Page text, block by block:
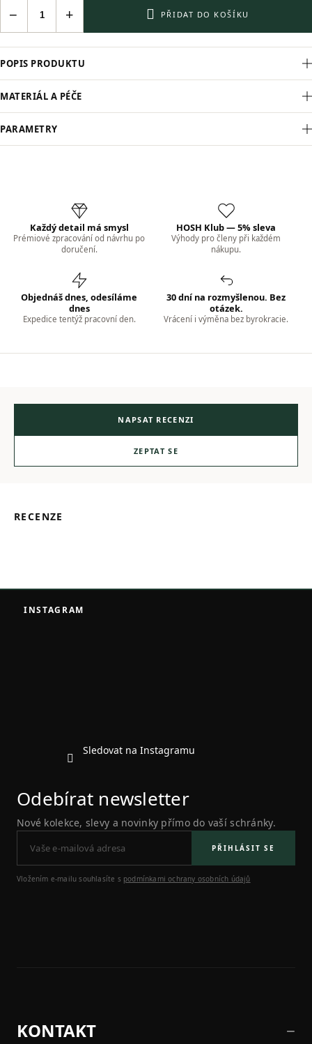
+
− PŘIDAT DO KOŠÍKU
POPIS PRODUKTU
MATERIÁL A PÉČE
PARAMETRY
Každý detail má smysl
Prémiové zpracování od návrhu po
doručení.
HOSH Klub — 5% sleva
Výhody pro členy při každém
nákupu.
Objednáš dnes, odesíláme
dnes
Expedice tentýž pracovní den.
30 dní na rozmyšlenou. Bez
otázek.
Vrácení i výměna bez byrokracie.
NAPSAT RECENZI
ZEPTAT SE
RECENZE
INSTAGRAM
Sledovat na Instagramu
Odebírat newsletter
Nové kolekce, slevy a novinky přímo do vaší schránky.
PŘIHLÁSIT SE
Vložením e-mailu souhlasíte s podmínkami ochrany osobních údajů
KONTAKT